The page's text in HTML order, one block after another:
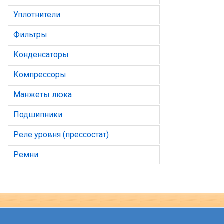
Уплотнители
Фильтры
Конденсаторы
Компрессоры
Манжеты люка
Подшипники
Реле уровня (прессостат)
Ремни